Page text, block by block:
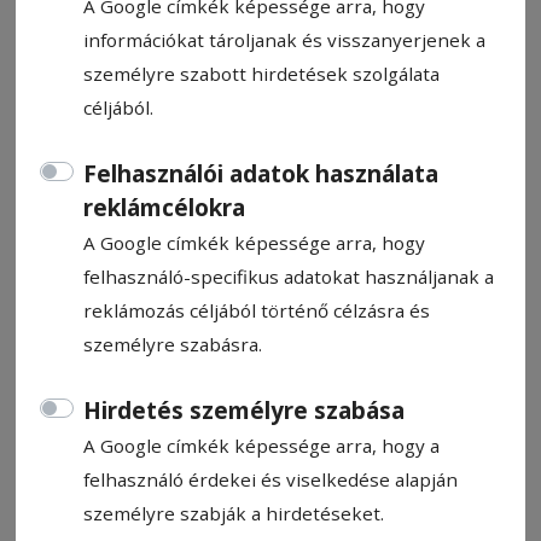
A Google címkék képessége arra, hogy
információkat tároljanak és visszanyerjenek a
személyre szabott hirdetések szolgálata
céljából.
Felhasználói adatok használata
reklámcélokra
A Google címkék képessége arra, hogy
felhasználó-specifikus adatokat használjanak a
reklámozás céljából történő célzásra és
személyre szabásra.
Hirdetés személyre szabása
A Google címkék képessége arra, hogy a
felhasználó érdekei és viselkedése alapján
személyre szabják a hirdetéseket.
Családvédelem
HN-információ
2022. március 30., 9:29